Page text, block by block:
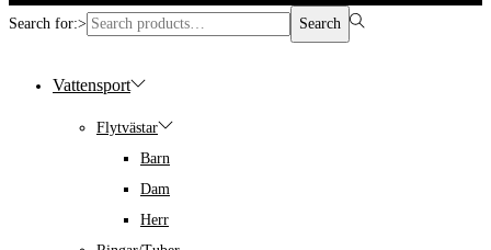
Search for:> Search
Vattensport
Flytvästar
Barn
Dam
Herr